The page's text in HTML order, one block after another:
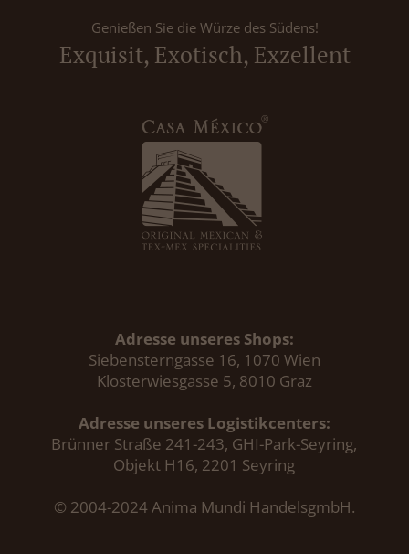
Genießen Sie die Würze des Südens!
Exquisit, Exotisch, Exzellent
Adresse unseres Shops:
Siebensterngasse 16, 1070 Wien
Klosterwiesgasse 5, 8010 Graz
Adresse unseres Logistikcenters:
Brünner Straße 241-243, GHI-Park-Seyring,
Objekt H16, 2201 Seyring
© 2004-2024 Anima Mundi HandelsgmbH.